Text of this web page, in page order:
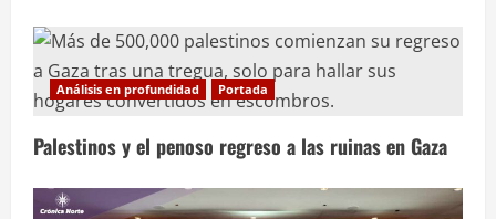
Análisis en profundidad Portada
Palestinos y el penoso regreso a las ruinas en Gaza